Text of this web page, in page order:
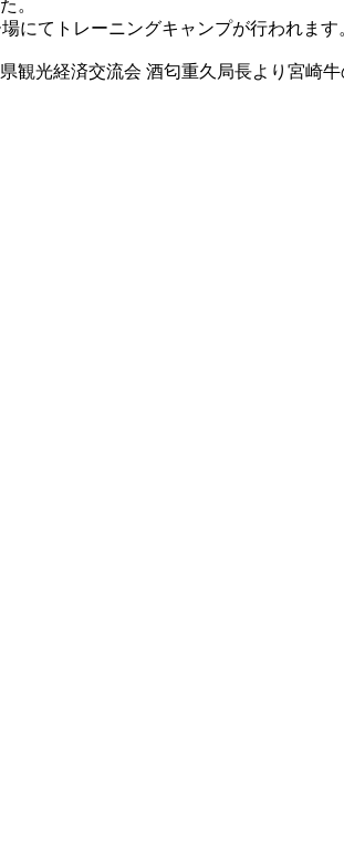
。
にてトレーニングキャンプが行われます
光経済交流会 酒匂重久局長より宮崎